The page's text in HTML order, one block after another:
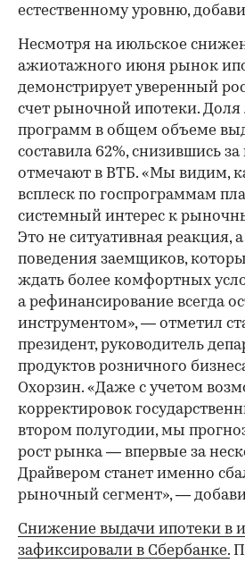
естественному уровню,
Несмотря на июльское
ажиотажного июня рынок
демонстрирует уверенный
счет рыночной ипотеки. Доля
программ в общем объеме
составила 62%, снизившись за
отмечают в ВТБ. «Мы видим,
всплеск по госпрограммам
системный интерес к
Это не ситуативная реакция,
поведения заемщиков,
ждать более комфортных
а рефинансирование всегда
инструментом», — отметил
президент, руководитель
продуктов розничного
Охорзин. «Даже с учетом
корректировок
втором полугодии, мы
рост рынка — впервые за
Драйвером станет именно
рыночный сегмент», —
Снижение выдачи ипотеки в
зафиксировали в Сбербанке.